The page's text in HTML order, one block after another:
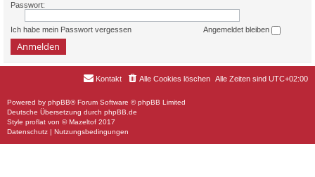
Passwort:
Ich habe mein Passwort vergessen Angemeldet bleiben
Alle Zeiten sind UTC+02:00
Alle Cookies löschen
Kontakt
Powered by phpBB® Forum Software © phpBB Limited
Deutsche Übersetzung durch phpBB.de
Style proflat von ©Mazeltof 2017
Datenschutz | Nutzungsbedingungen